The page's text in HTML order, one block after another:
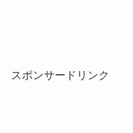
スポンサードリンク